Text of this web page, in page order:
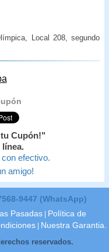
Local 208, segundo
tu Cupón!"
línea.
efectivo.
amigo!
9447 (WhatsApp)
Pasadas
Política de
Nuestra Garantia.
reservados.